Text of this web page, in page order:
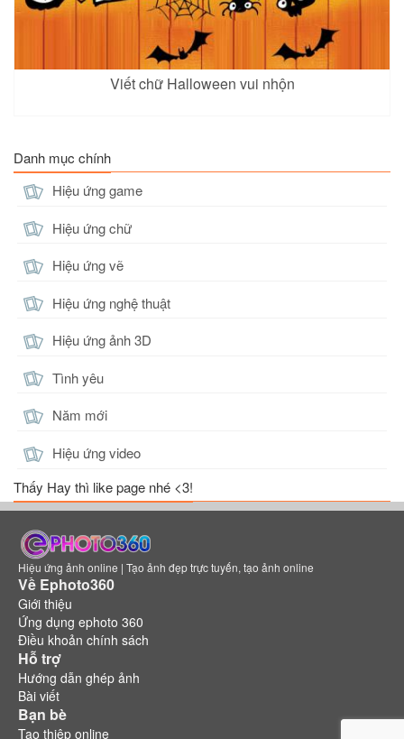
Viết chữ Halloween vui nhộn
Danh mục chính
Hiệu ứng game
Hiệu ứng chữ
Hiệu ứng vẽ
Hiệu ứng nghệ thuật
Hiệu ứng ảnh 3D
Tình yêu
Năm mới
Hiệu ứng video
Thấy Hay thì like page nhé <3!
Hiệu ứng ảnh online | Tạo ảnh đẹp trực tuyến, tạo ảnh online
Về Ephoto360
Giới thiệu
Ứng dụng ephoto 360
Điều khoản chính sách
Hỗ trợ
Hướng dẫn ghép ảnh
Bài viết
Bạn bè
Tạo thiệp online